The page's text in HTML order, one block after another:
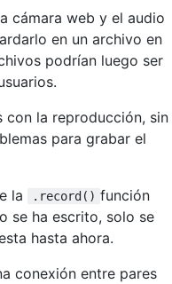
cámara web y el audio
en un archivo en
podrían luego ser
con la reproducción, sin
para grabar el
la
.record() función
se ha escrito, solo se
hasta ahora.
conexión entre pares